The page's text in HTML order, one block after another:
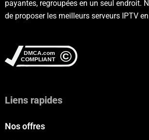
payantes, regroupées en un seul endroit.
de proposer les meilleurs serveurs IPTV
Liens rapides
Nos offres